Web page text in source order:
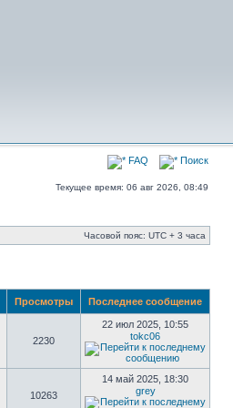
FAQ Поиск
Текущее время: 06 авг 2026, 08:49
Часовой пояс: UTC + 3 часа
Просмотры Последнее сообщение
2230
22 июл 2025, 10:55
tokc06
10263
14 май 2025, 18:30
grey